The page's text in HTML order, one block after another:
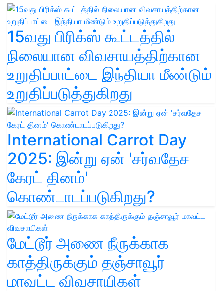
15வது பிரிக்ஸ் கூட்டத்தில்
நிலையான விவசாயத்திற்கான
உறுதிப்பாட்டை இந்தியா மீண்டும்
உறுதிப்படுத்துகிறது
International Carrot Day
2025: இன்று ஏன் 'சர்வதேச
கேரட் தினம்'
கொண்டாடப்படுகிறது?
மேட்டூர் அணை நீருக்காக
காத்திருக்கும் தஞ்சாவூர்
மாவட்ட விவசாயிகள்